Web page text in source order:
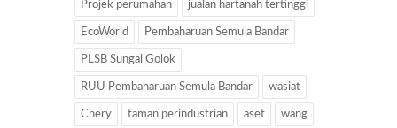
Projek perumahan jualan hartanah tertinggi
EcoWorld Pembaharuan Semula Bandar
PLSB Sungai Golok
RUU Pembaharuan Semula Bandar wasiat
Chery taman perindustrian aset wang